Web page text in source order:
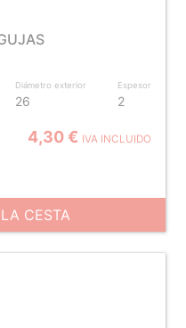
Diámetro exterior
26
Espesor
2
4,30 € IVA INCLUIDO
CESTA